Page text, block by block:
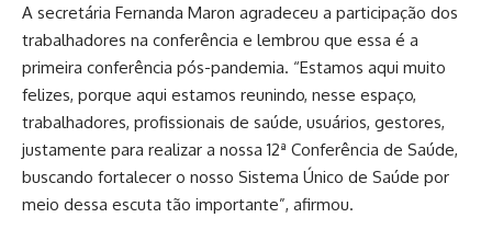
A secretária Fernanda Maron agradeceu a participação dos
trabalhadores na conferência e lembrou que essa é a
primeira conferência pós-pandemia. “Estamos aqui muito
felizes, porque aqui estamos reunindo, nesse espaço,
trabalhadores, profissionais de saúde, usuários, gestores,
justamente para realizar a nossa 12ª Conferência de Saúde,
buscando fortalecer o nosso Sistema Único de Saúde por
meio dessa escuta tão importante”, afirmou.